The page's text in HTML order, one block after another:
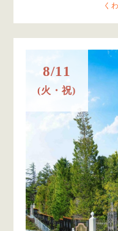
く
8/11
(火・祝)